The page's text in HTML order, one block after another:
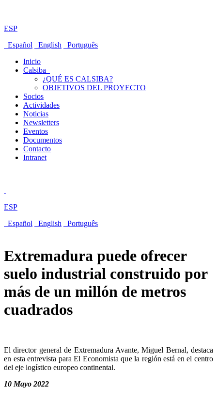
ESP
Español
English
Português
Inicio
Calsiba
¿QUÉ ES CALSIBA?
OBJETIVOS DEL PROYECTO
Socios
Actividades
Noticias
Newsletters
Eventos
Documentos
Contacto
Intranet
ESP
Español
English Português
Extremadura puede ofrecer
suelo industrial construido por
más de un millón de metros
cuadrados
El director general de Extremadura Avante, Miguel Bernal, destaca
en esta entrevista para El Economista que la región está en el centro
del eje logístico europeo continental.
10 Mayo 2022